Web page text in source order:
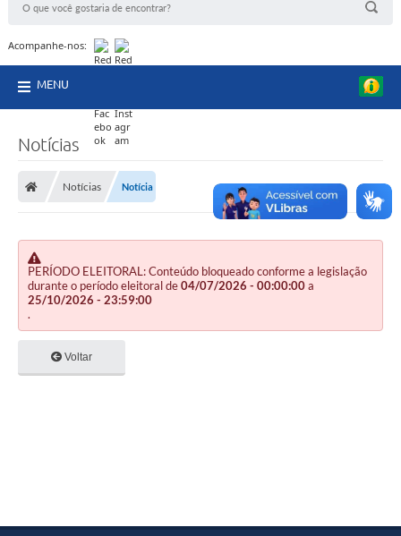
Acompanhe-nos:
MENU
Notícias
Notícias Notícia
PERÍODO ELEITORAL: Conteúdo bloqueado conforme a legislação
durante o período eleitoral de04/07/2026 - 00:00:00a
25/10/2026 - 23:59:00
.
Voltar